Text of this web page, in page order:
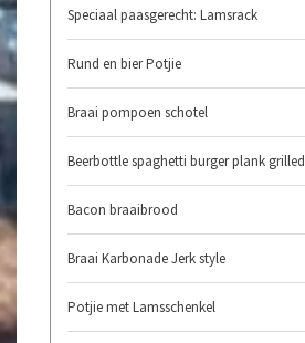
Speciaal paasgerecht: Lamsrack
Rund en bier Potjie
Braai pompoen schotel
Beerbottle spaghetti burger plank grilled
Bacon braaibrood
Braai Karbonade Jerk style
Potjie met Lamsschenkel